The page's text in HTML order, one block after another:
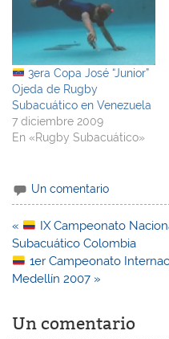
3era Copa José “Junior”
Ojeda de Rugby
Subacuático en Venezuela
7 diciembre 2009
En «Rugby Subacuático»
Un comentario
Navegación
de
entradas
«
IX Campeonato
Subacuático Colombia
1er Campeonato
Medellí­n 2007 »
Un comentario